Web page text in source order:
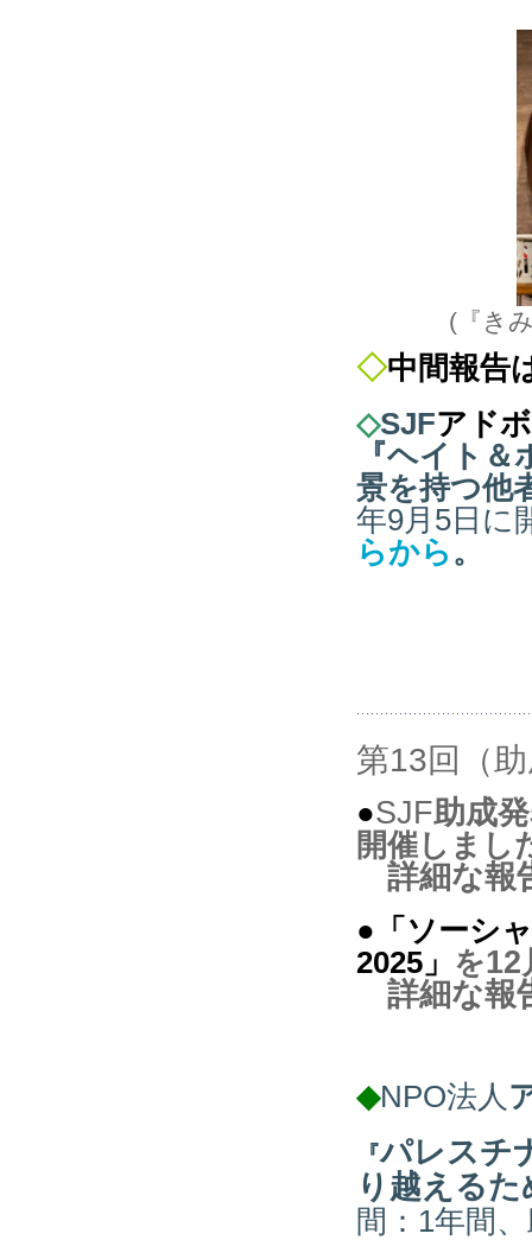
(『き
◇中間報告
◇SJFアド
『ヘイト
景を持つ他
年9月5 日に
らから 。
第13回（
●SJF助成
開催しまし
詳細な報
● 「ソーシ
2025」 を12
詳細な報
◆NPO法人
『パレスチ
り越える
間：1年間